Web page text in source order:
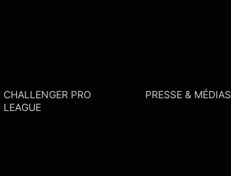
CHALLENGER PRO
LEAGUE
PRESSE & MÉDIAS